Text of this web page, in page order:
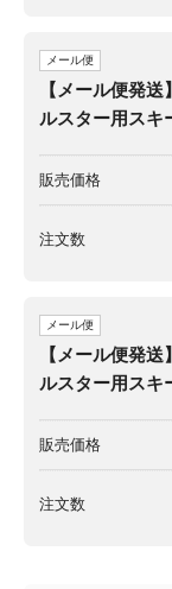
メール便
【メール便発
ルスター用ス
販売価格
注文数
メール便
【メール便発
ルスター用ス
販売価格
注文数